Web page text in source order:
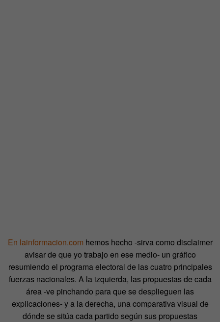
En lainformacion.com hemos hecho -sirva como disclaimer
avisar de que yo trabajo en ese medio- un gráfico
resumiendo el programa electoral de las cuatro principales
fuerzas nacionales. A la izquierda, las propuestas de cada
área -ve pinchando para que se desplieguen las
explicaciones- y a la derecha, una comparativa visual de
dónde se sitúa cada partido según sus propuestas